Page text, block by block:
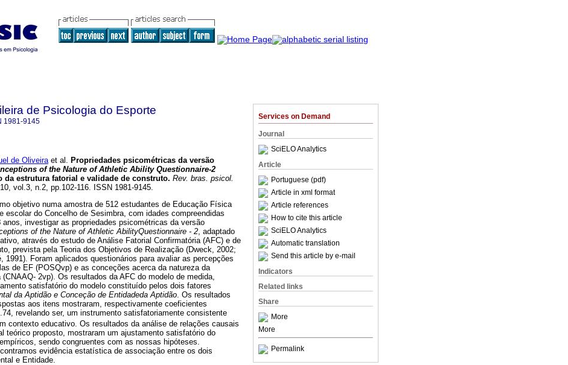
Services on Demand
Journal
SciELO Analytics
Article
Portuguese (pdf)
Article in xml format
Article references
How to cite this article
SciELO Analytics
Automatic translation
Send this article by e-mail
Indicators
Related links
Share
More
More
Permalink
de Psicologia do Esporte
1981-9145
de Oliveiraet al. Propriedades psicométricas da versão
of the Nature of Athletic Ability Questionnaire-2
da estrutura fatorial e validade de construto. Rev. bras. psicol.
vol.3, n.2, pp.102-116. ISSN 1981-9145.
objetivo numa amostra de 512 estudantes de Educação Física
escolar do Concelho de Sesimbra, com idades compreendidas
investigar as propriedades psicométricas da versão
of the Nature of Athletic AbilityQuestionnaire - 2, adaptado
através do estudo de Análise Fatorial Confirmatória (AFC) e de
prevista pela Teoria dos Objetivos de Realização (Dweck, 2002;
1991). Foram aplicados questionários para avaliar as percepções
de EF (POSQvp) e as conceções acerca da natureza da
2vp). Os resultados da AFC do modelo de medida,
satisfatório do modelo constituído pelos dois fatores
da Aptidão e Conceção de Entidadeda Aptidão. Os resultados
aos itens mostraram, respectivamente coeficientes
revelando ser, um instrumento satisfatoriamente consistente
contexto educativo. Os resultados da análise de relações causais
teórico proposto, mostraram um ajustamento satisfatório do
sendo congruentes com as nossas hipóteses.
evidência estatística de associação entre os dois
e Entidade.